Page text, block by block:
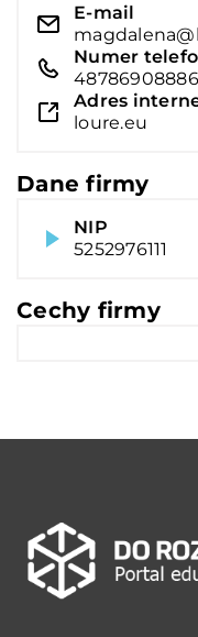
E-mail
Numer
48786908886
Adres
loure.eu
Dane firmy
NIP
5252976111
Cechy firmy